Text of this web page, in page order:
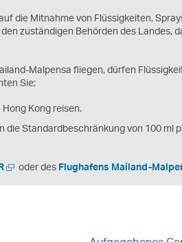
die Mitnahme von Flüssigkeiten,
zuständigen Behörden des Landes,
Malpensa fliegen, dürfen
Sie:
Kong reisen.
die Standardbeschränkung von 100
Neuesoder des Flughafens Mailand-